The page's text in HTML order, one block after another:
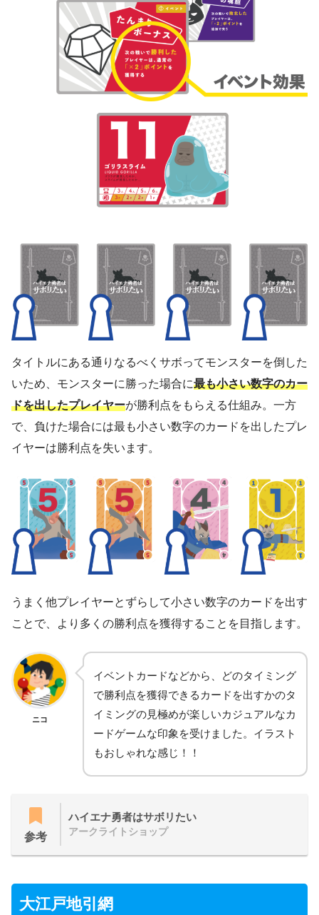
タイトルにある通りなるべくサボってモンスターを倒した
いため、モンスターに勝った場合に最も小さい数字のカー
ドを出したプレイヤーが勝利点をもらえる仕組み。一方
で、負けた場合には最も小さい数字のカードを出したプレ
イヤーは勝利点を失います。
うまく他プレイヤーとずらして小さい数字のカードを出す
ことで、より多くの勝利点を獲得することを目指します。
ニコ
イベントカードなどから、どのタイミング
で勝利点を獲得できるカードを出すかのタ
イミングの見極めが楽しいカジュアルなカ
ードゲームな印象を受けました。イラスト
もおしゃれな感じ！！
参考
ハイエナ勇者はサボリたい
アークライトショップ
大江戸地引網